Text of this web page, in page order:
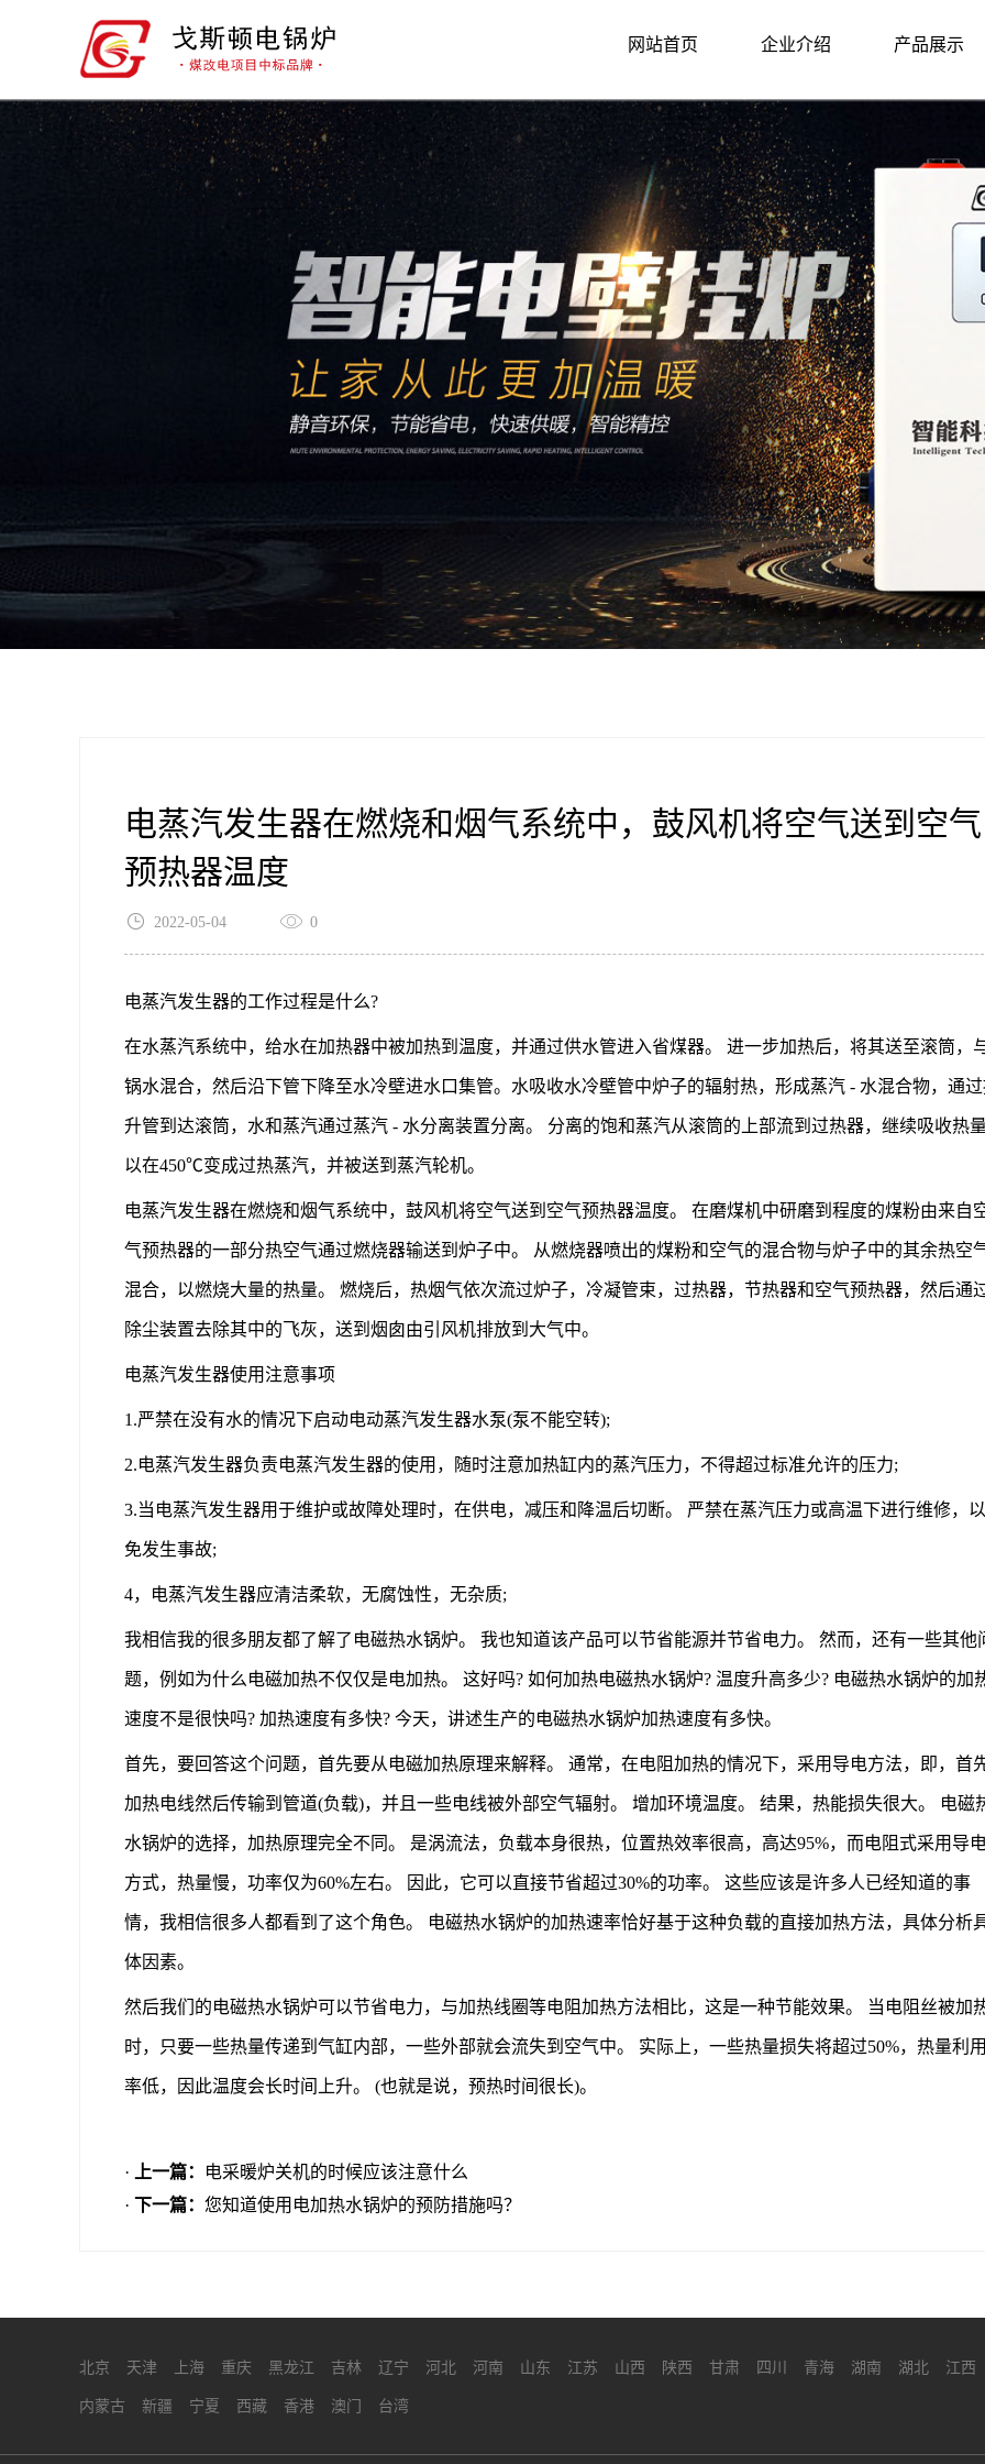
网站首页 企业介绍 产品展示
电蒸汽发生器在燃烧和烟气系统中，鼓风机将空气送到空气
预热器温度
2022-05-04 0
电蒸汽发生器的工作过程是什么?
在水蒸汽系统中，给水在加热器中被加热到温度，并通过供水管进入省煤器。 进一步加热后，将其送至滚筒，
锅水混合，然后沿下管下降至水冷壁进水口集管。水吸收水冷壁管中炉子的辐射热，形成蒸汽 - 水混合物，通过
升管到达滚筒，水和蒸汽通过蒸汽 - 水分离装置分离。 分离的饱和蒸汽从滚筒的上部流到过热器，继续吸收热
以在450℃变成过热蒸汽，并被送到蒸汽轮机。
电蒸汽发生器在燃烧和烟气系统中，鼓风机将空气送到空气预热器温度。 在磨煤机中研磨到程度的煤粉由来自
气预热器的一部分热空气通过燃烧器输送到炉子中。 从燃烧器喷出的煤粉和空气的混合物与炉子中的其余热空
混合，以燃烧大量的热量。 燃烧后，热烟气依次流过炉子，冷凝管束，过热器，节热器和空气预热器，然后通
除尘装置去除其中的飞灰，送到烟囱由引风机排放到大气中。
电蒸汽发生器使用注意事项
1.严禁在没有水的情况下启动电动蒸汽发生器水泵(泵不能空转);
2.电蒸汽发生器负责电蒸汽发生器的使用，随时注意加热缸内的蒸汽压力，不得超过标准允许的压力;
3.当电蒸汽发生器用于维护或故障处理时，在供电，减压和降温后切断。 严禁在蒸汽压力或高温下进行维修，以
免发生事故;
4，电蒸汽发生器应清洁柔软，无腐蚀性，无杂质;
我相信我的很多朋友都了解了电磁热水锅炉。 我也知道该产品可以节省能源并节省电力。 然而，还有一些其他
题，例如为什么电磁加热不仅仅是电加热。 这好吗? 如何加热电磁热水锅炉? 温度升高多少? 电磁热水锅炉的加
速度不是很快吗? 加热速度有多快? 今天，讲述生产的电磁热水锅炉加热速度有多快。
首先，要回答这个问题，首先要从电磁加热原理来解释。 通常，在电阻加热的情况下，采用导电方法，即，首
加热电线然后传输到管道(负载)，并且一些电线被外部空气辐射。 增加环境温度。 结果，热能损失很大。 电磁
水锅炉的选择，加热原理完全不同。 是涡流法，负载本身很热，位置热效率很高，高达95%，而电阻式采用导
方式，热量慢，功率仅为60%左右。 因此，它可以直接节省超过30%的功率。 这些应该是许多人已经知道的事
情，我相信很多人都看到了这个角色。 电磁热水锅炉的加热速率恰好基于这种负载的直接加热方法，具体分析
体因素。
然后我们的电磁热水锅炉可以节省电力，与加热线圈等电阻加热方法相比，这是一种节能效果。 当电阻丝被加
时，只要一些热量传递到气缸内部，一些外部就会流失到空气中。 实际上，一些热量损失将超过50%，热量利用
率低，因此温度会长时间上升。 (也就是说，预热时间很长)。
· 上一篇：
电采暖炉关机的时候应该注意什么
· 下一篇： 您知道使用电加热水锅炉的预防措施吗？
北京 天津 上海 重庆 黑龙江 吉林 辽宁 河北 河南 山东 江苏 山西 陕西 甘肃 四川 青海 湖南 湖北 江西
内蒙古 新疆 宁夏 西藏 香港 澳门 台湾